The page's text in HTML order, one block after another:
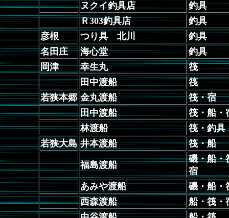
ヌクイ釣具店
釣具
Ｒ303釣具店
釣具
彦根
つり具 北川
釣具
名田庄
海心堂
釣具
岡津
幸生丸
筏
田中渡船
筏
若狭本郷 金丸渡船
筏・宿
田中渡船
筏・船・
林渡船
筏・釣具
若狭大島 井本渡船 筏・船
福島渡船
磯・船・
宿
あみや渡船
磯・船・
西森渡船
船・筏・